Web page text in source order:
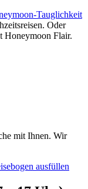
Tauglichkeit
Oder
Honeymoon Flair.
mit Ihnen. Wir
ausfüllen